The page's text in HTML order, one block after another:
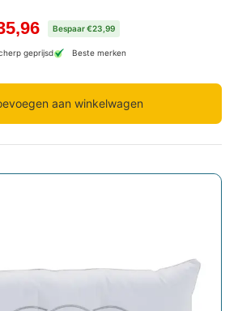
Bespaar €23,99
geprijsd Beste merken
aan winkelwagen